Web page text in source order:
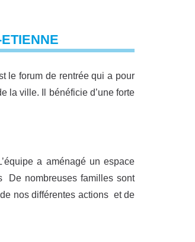
le forum de rentrée qui a pour
la ville. Il bénéficie d’une forte
a aménagé un espace
De nombreuses familles sont
nos différentes actions et de